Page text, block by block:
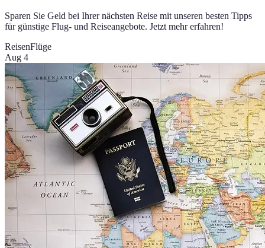
Sparen Sie Geld bei Ihrer nächsten Reise mit unseren besten Tipps
für günstige Flug- und Reiseangebote. Jetzt mehr erfahren!
ReisenFlüge
Aug 4